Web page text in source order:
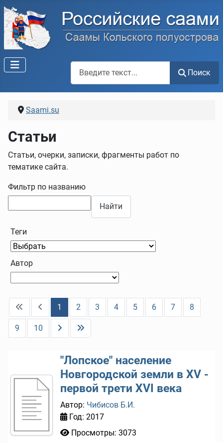
Поиск
Saami.su
Статьи
Статьи, очерки, записки, фрагменты работ по
тематике сайта.
Фильтр по названию
Найти
Теги
Автор
1 2 3 4 5 6 7 8
9 10
"Лопское" население
Новгородской земли в XV -
первой трети XVI века
Автор: Чибисов Б.И.
Год: 2017
Просмотры: 3073